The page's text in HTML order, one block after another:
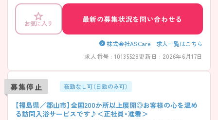
丁寧に向き合い、たくさんの「ありがとう」が生まれるやりがいのある職
場です。興味をお持ちの方はお気軽にお問い合わせ下さい！
お気に入り
最新の募集状況を問い合わせる
株式会社ASCare 求人一覧はこちら
求人番号 : 10135528更新日 : 2026年6月17日
募集停止 夜勤なし可（日勤のみ可）
【福島県／郡山市】全国200か所以上展開◎お客様の心を温め
る訪問入浴サービスです♪＜正社員・准看＞